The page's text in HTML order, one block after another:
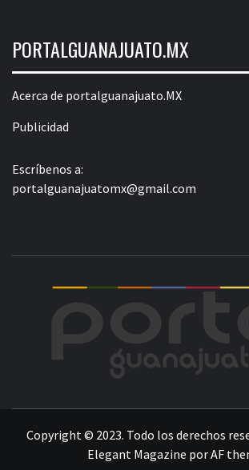
PORTALGUANAJUATO.MX
Acerca de portalguanajuato.MX
Publicidad
Escríbenos a:
portalguanajuatomx@gmail.com
Copyright © 2023. Todo los derechos
Elegant Magazine porAF